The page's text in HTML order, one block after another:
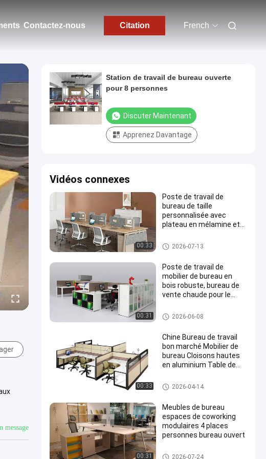
Contactez-nous Citation French
message
Station de travail de bureau ouverte
pour 8 personnes
Discuter Maintenant
Apprenez Davantage
Vidéos connexes
00:33
Poste de travail de
bureau de taille
personnalisée avec
plateau en mélamine et
mobilier de bureau
modulaire
Bureaux de poste de travail
2026-07-13
00:31
Poste de travail de
mobilier de bureau en
bois robuste, bureau de
vente chaude pour le
d'ordinateur pour le
personnel
Bureaux de poste de travail
2026-06-08
00:33
Chine Bureau de travail
bon marché Mobilier de
bureau Cloisons hautes
en aluminium Table de
Bureaux de poste de travail
2026-04-14
00:31
Meubles de bureau
espaces de coworking
modulaires 4 places
personnes bureau ouvert
Bureaux de poste de travail
2026-07-24